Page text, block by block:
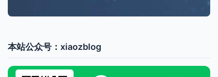
本站公众号：xiaozblog